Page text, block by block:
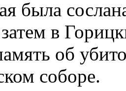
была
в
об
соборе.